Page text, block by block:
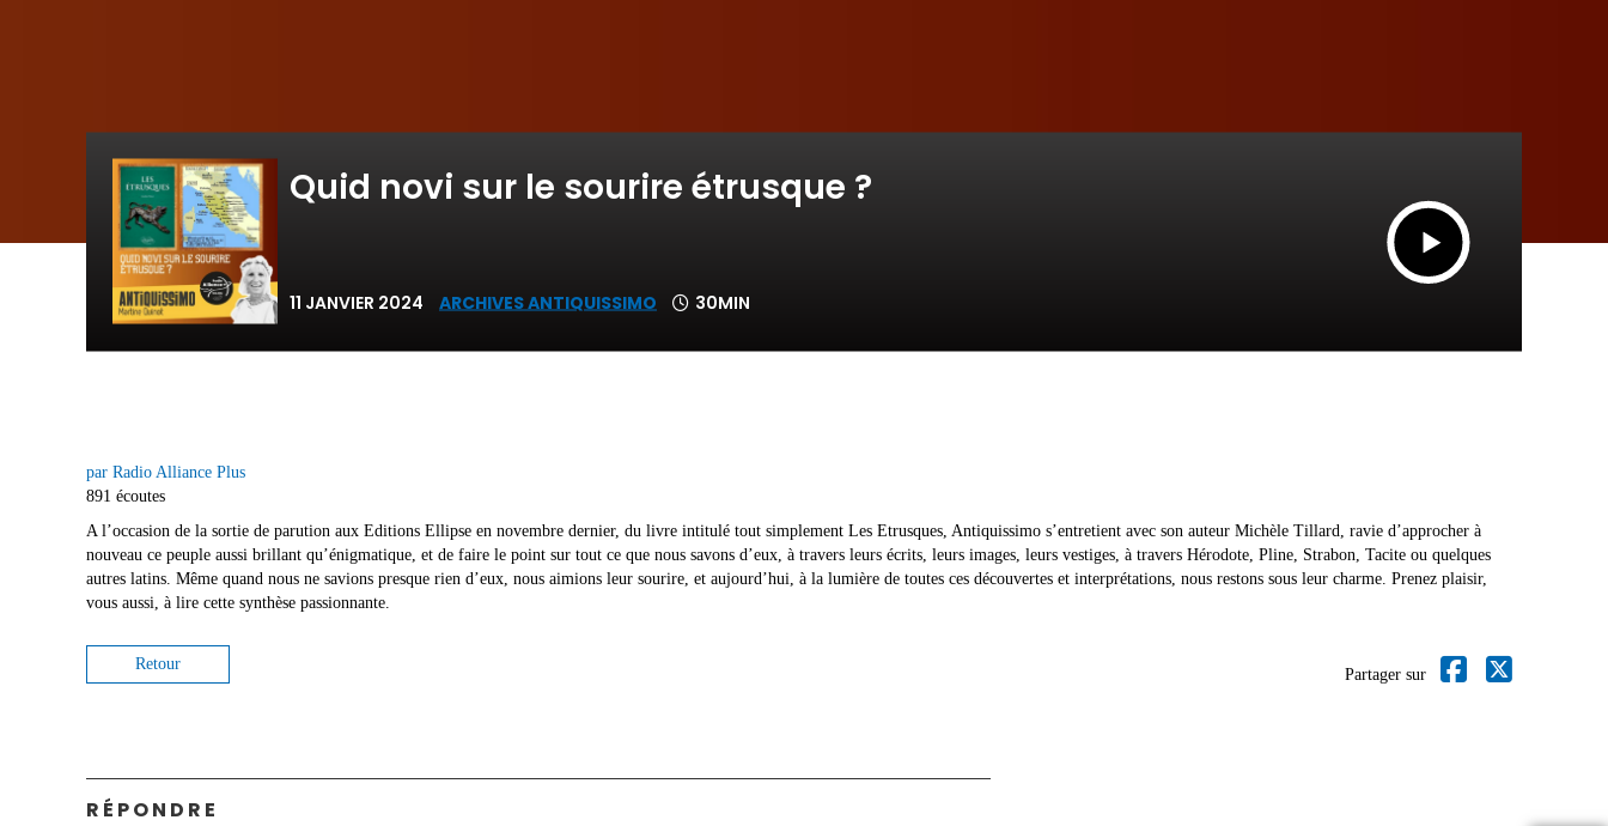
Quid novi sur le sourire étrusque ?
11 JANVIER 2024 ARCHIVES ANTIQUISSIMO 30MIN
par Radio Alliance Plus
891 écoutes
A l’occasion de la sortie de parution aux Editions Ellipse en novembre dernier, du livre intitulé tout simplement Les Etrusques, Antiquissimo s’entretient avec son auteur Michèle Tillard, ravie d’approcher à
nouveau ce peuple aussi brillant qu’énigmatique, et de faire le point sur tout ce que nous savons d’eux, à travers leurs écrits, leurs images, leurs vestiges, à travers Hérodote, Pline, Strabon, Tacite ou quelques
autres latins. Même quand nous ne savions presque rien d’eux, nous aimions leur sourire, et aujourd’hui, à la lumière de toutes ces découvertes et interprétations, nous restons sous leur charme. Prenez plaisir,
vous aussi, à lire cette synthèse passionnante.
Retour
Partager sur
RÉPONDRE